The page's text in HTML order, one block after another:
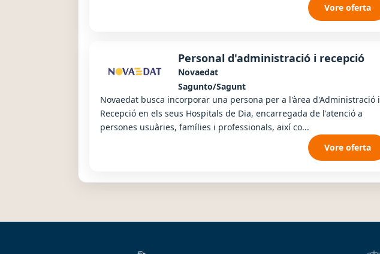
Vore oferta
Personal d'administració i recepció
Novaedat
Sagunto/Sagunt
Novaedat busca incorporar una persona per a l'àrea d'Administració i
Recepció en els seus Hospitals de Dia, encarregada de l'atenció a
persones usuàries, famílies i professionals, així co...
Vore oferta